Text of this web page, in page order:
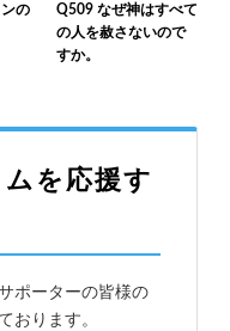
の
Q509 なぜ神はすべて
の人を赦さないので
すか。
を応援す
ポーターの皆様の
おります。